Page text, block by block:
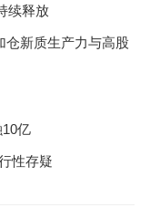
续释放
仓新质生产力与高股
亿
性存疑